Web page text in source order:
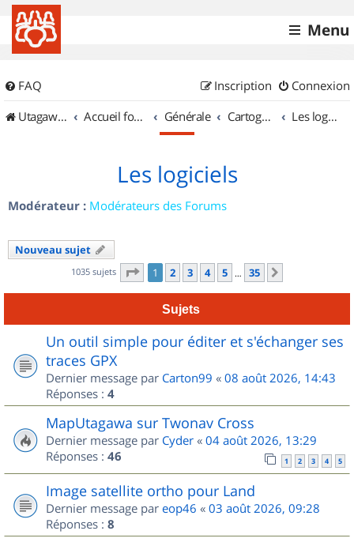
Menu
FAQ Connexion
Inscription
UtagawaVTT (Randos VTT et VTTAE avec traces GPS)
Accueil forum Générale Cartographie et GPS Les logiciels
Les logiciels
Modérateur : Modérateurs des Forums
Nouveau sujet
1035 sujets Page 1sur
1 2 3 4 5 … 35
Sujets
Un outil simple pour éditer et s'échanger ses
traces GPX
Dernier message par Carton99 « 08 août 2026, 14:43
Réponses : 4
MapUtagawa sur Twonav Cross
Dernier message par Cyder « 04 août 2026, 13:29
Réponses : 46 1 2 3 4 5
Image satellite ortho pour Land
Dernier message par eop46 « 03 août 2026, 09:28
Réponses : 8